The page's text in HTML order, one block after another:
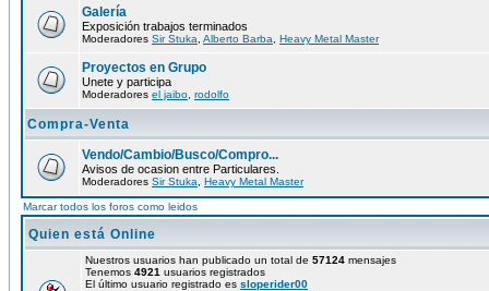
Galería
Exposición trabajos terminados
Moderadores Sir Stuka Alberto Barba Heavy Metal Master
Proyectos en Grupo
Unete y participa
Moderadores el jaibo rodolfo
Compra-Venta
Vendo/Cambio/Busco/Compro...
Avisos de ocasion entre Particulares.
Moderadores Sir Stuka Heavy Metal Master
Marcar todos los foros como leidos
Quien está Online
Nuestros usuarios han publicado un total de 57124 mensajes
Tenemos 4921 usuarios registrados
El último usuario registrado es sloperider00